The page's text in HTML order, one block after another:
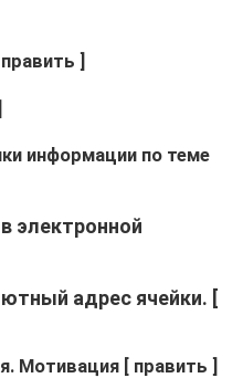
]
информации по теме
электронной
адрес ячейки. [
Мотивация [ править ]